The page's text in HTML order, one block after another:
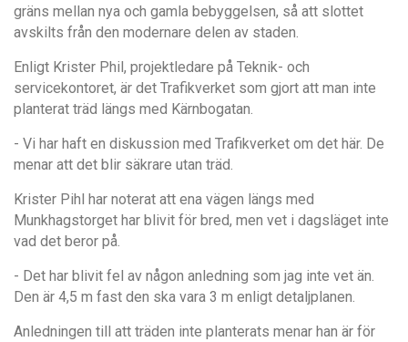
gräns mellan nya och gamla bebyggelsen, så att slottet
avskilts från den modernare delen av staden.
Enligt Krister Phil, projektledare på Teknik- och
servicekontoret, är det Trafikverket som gjort att man inte
planterat träd längs med Kärnbogatan.
- Vi har haft en diskussion med Trafikverket om det här. De
menar att det blir säkrare utan träd.
Krister Pihl har noterat att ena vägen längs med
Munkhagstorget har blivit för bred, men vet i dagsläget inte
vad det beror på
- Det har blivit fel av någon anledning som jag inte vet än.
Den är 4,5 m fast den ska vara 3 m enligt detaljplanen.
Anledningen till att träden inte planterats menar han är för